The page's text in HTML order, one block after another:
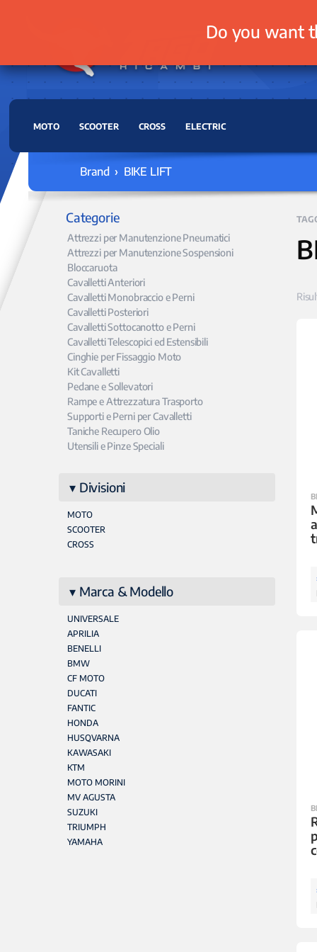
MOTO SCOOTER CROSS ELECTRIC
Brand › BIKE LIFT
Categorie
Attrezzi per Manutenzione Pneumatici
Attrezzi per Manutenzione Sospensioni
Bloccaruota
Cavalletti Anteriori
Cavalletti Monobraccio e Perni
Cavalletti Posteriori
Cavalletti Sottocanotto e Perni
Cavalletti Telescopici ed Estensibili
Cinghie per Fissaggio Moto
Kit Cavalletti
Pedane e Sollevatori
Rampe e Attrezzatura Trasporto
Supporti e Perni per Cavalletti
Taniche Recupero Olio
Utensili e Pinze Speciali
Divisioni
MOTO
SCOOTER
CROSS
Marca & Modello
UNIVERSALE
APRILIA
BENELLI
BMW
CF MOTO
DUCATI
FANTIC
HONDA
HUSQVARNA
KAWASAKI
KTM
MOTO MORINI
MV AGUSTA
SUZUKI
TRIUMPH
YAMAHA
Do you want